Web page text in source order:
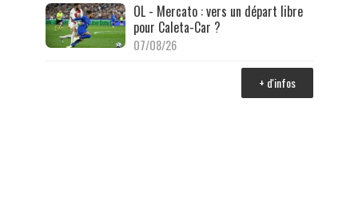
OL - Mercato : vers un départ libre
pour Caleta-Car ?
07/08/26
+ d'infos